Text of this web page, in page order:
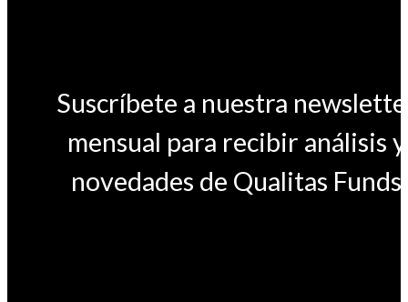
Suscríbete a nuestra
mensual para recibir análisis y
novedades de Qualitas Funds